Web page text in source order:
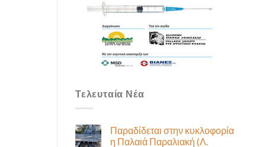
Τελευταία Νέα
Παραδίδεται στην κυκλοφορία
η Παλαιά Παραλιακή (Λ.